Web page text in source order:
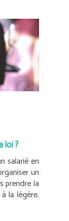
loi ?
salarié en
un
prendre la
la légère.